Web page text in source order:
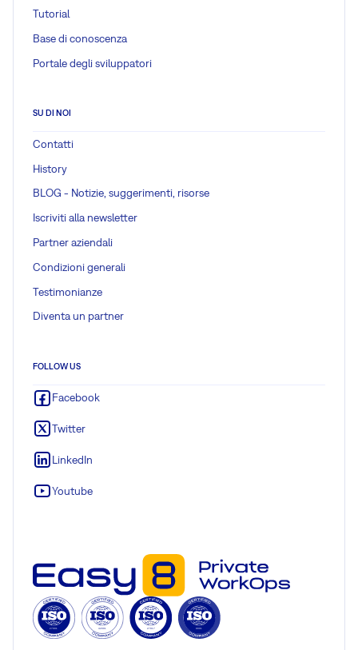
Tutorial
Base di conoscenza
Portale degli sviluppatori
SU DI NOI
Contatti
History
BLOG - Notizie, suggerimenti, risorse
Iscriviti alla newsletter
Partner aziendali
Condizioni generali
Testimonianze
Diventa un partner
FOLLOW US
Facebook
Twitter
LinkedIn
Youtube